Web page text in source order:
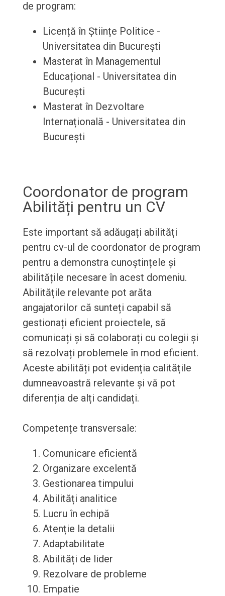
de program:
Licență în Științe Politice -
Universitatea din București
Masterat în Managementul
Educațional - Universitatea din
București
Masterat în Dezvoltare
Internațională - Universitatea din
București
Coordonator de program
Abilități pentru un CV
Este important să adăugați abilități
pentru cv-ul de coordonator de program
pentru a demonstra cunoștințele și
abilitățile necesare în acest domeniu.
Abilitățile relevante pot arăta
angajatorilor că sunteți capabil să
gestionați eficient proiectele, să
comunicați și să colaborați cu colegii și
să rezolvați problemele în mod eficient.
Aceste abilități pot evidenția calitățile
dumneavoastră relevante și vă pot
diferenția de alți candidați.
Competențe transversale:
Comunicare eficientă
Organizare excelentă
Gestionarea timpului
Abilități analitice
Lucru în echipă
Atenție la detalii
Adaptabilitate
Abilități de lider
Rezolvare de probleme
Empatie